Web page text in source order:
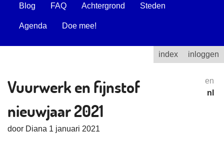
Blog FAQ Achtergrond Steden
Agenda Doe mee!
index inloggen
Vuurwerk en fijnstof
nieuwjaar 2021
en
nl
door Diana 1 januari 2021